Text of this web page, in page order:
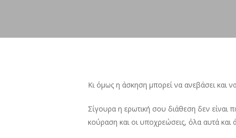
Κι όμως η άσκηση μπορεί να ανεβάσει και
Σίγουρα η ερωτική σου διάθεση δεν είναι
κούραση και οι υποχρεώσεις, όλα αυτά και